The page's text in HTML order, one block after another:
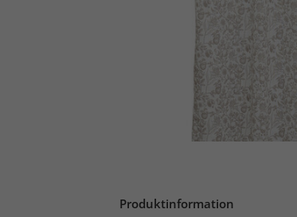
Produktinformation